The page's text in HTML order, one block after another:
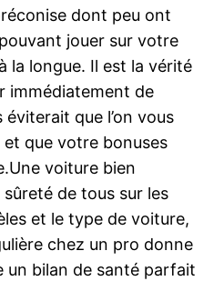
dont peu ont
jouer sur votre
la longue. Il est la vérité
immédiatement de
que l’on vous
que votre bonuses
voiture bien
de tous sur les
et le type de voiture,
chez un pro donne
un bilan de santé parfait